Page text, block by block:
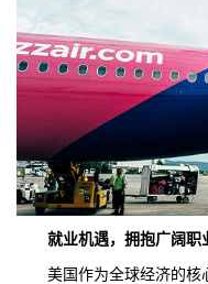
就业机遇，拥抱广阔职
美国作为全球经济的核